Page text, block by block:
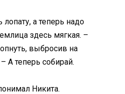
лопату, а теперь надо
здесь мягкая. –
выбросив на
А теперь собирай.
Никита.